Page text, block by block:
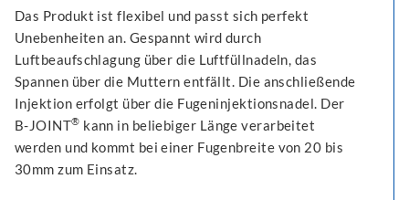
Das Produkt ist flexibel und passt sich perfekt
Unebenheiten an. Gespannt wird durch
Luftbeaufschlagung über die Luftfüllnadeln, das
Spannen über die Muttern entfällt. Die anschließende
Injektion erfolgt über die Fugeninjektionsnadel. Der
B-JOINT® kann in beliebiger Länge verarbeitet
werden und kommt bei einer Fugenbreite von 20 bis
30mm zum Einsatz.